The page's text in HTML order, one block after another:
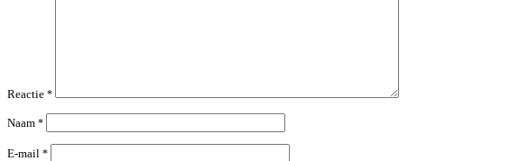
Reactie *
Naam *
E-mail *